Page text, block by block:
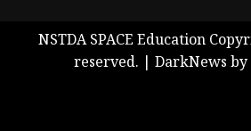
NSTDA SPACE Education
reserved. | DarkNewsby